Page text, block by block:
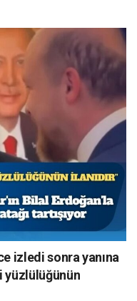
izledi sonra yanına
yüzlülüğünün